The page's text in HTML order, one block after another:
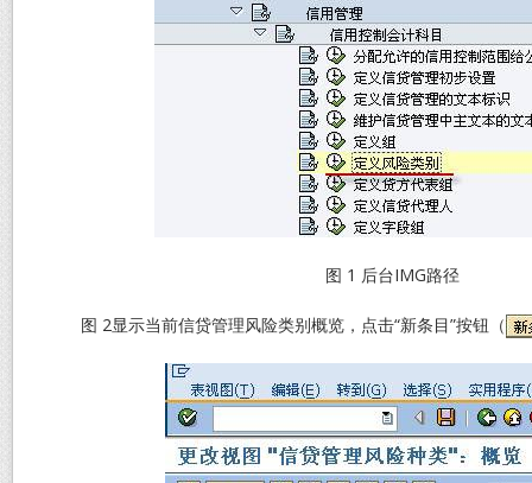
图 1 后台IMG路径
图 2显示当前信贷管理风险类别概览，点击“新条目”按钮（